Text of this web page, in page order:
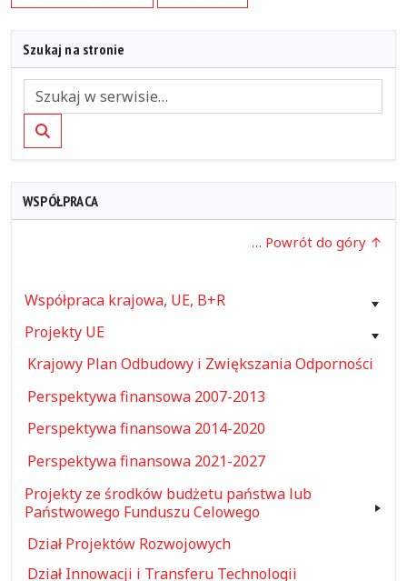
Szukaj na stronie
Szukaj
WSPÓŁPRACA
… Powrót do góry
Współpraca krajowa, UE, B+R
Projekty UE
Krajowy Plan Odbudowy i Zwiększania Odporności
Perspektywa finansowa 2007-2013
Perspektywa finansowa 2014-2020
Perspektywa finansowa 2021-2027
Projekty ze środków budżetu państwa lub
Państwowego Funduszu Celowego
Dział Projektów Rozwojowych
Dział Innowacji i Transferu Technologii